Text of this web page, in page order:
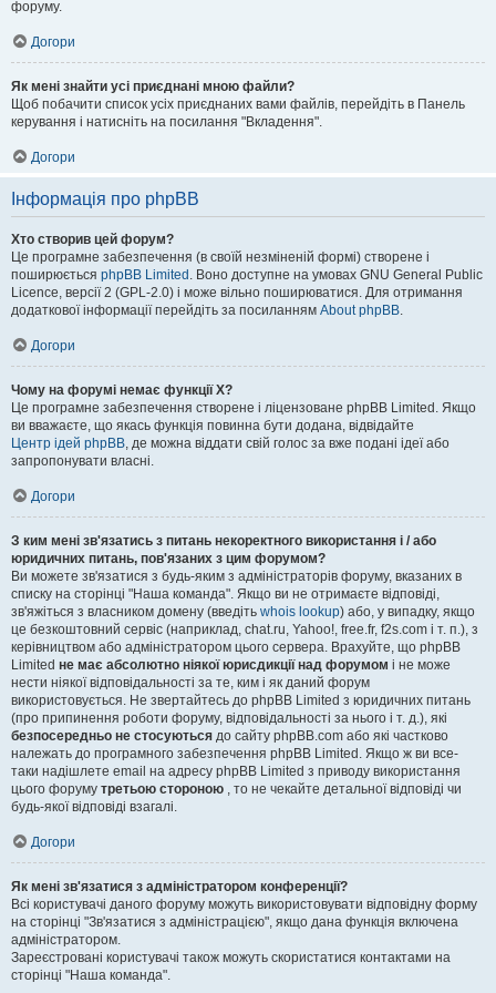
форуму.
Догори
Як мені знайти усі приєднані мною файли?
Щоб побачити список усіх приєднаних вами файлів, перейдіть в Панель
керування і натисніть на посилання "Вкладення".
Догори
Інформація про phpBB
Хто створив цей форум?
Це програмне забезпечення (в своїй незміненій формі) створене і
поширюється phpBB Limited . Воно доступне на умовах GNU General Public
Licence, версії 2 (GPL-2.0) і може вільно поширюватися. Для отримання
додаткової інформації перейдіть за посиланням About phpBB.
Догори
Чому на форумі немає функції X?
Це програмне забезпечення створене і ліцензоване phpBB Limited. Якщо
ви вважаєте, що якась функція повинна бути додана, відвідайте
Центр ідей phpBB, де можна віддати свій голос за вже подані ідеї або
запропонувати власні.
Догори
З ким мені зв'язатись з питань некоректного використання і / або
юридичних питань, пов'язаних з цим форумом?
Ви можете зв'язатися з будь-яким з адміністраторів форуму, вказаних в
списку на сторінці "Наша команда". Якщо ви не отримаєте відповіді,
зв'яжіться з власником домену (введіть whois lookup) або, у випадку, якщо
це безкоштовний сервіс (наприклад, chat.ru, Yahoo!, free.fr, f2s.com і т. п.), з
керівництвом або адміністратором цього сервера. Врахуйте, що phpBB
Limited не має абсолютно ніякої юрисдикції над форумом і не може
нести ніякої відповідальності за те, ким і як даний форум
використовується. Не звертайтесь до phpBB Limited з юридичних питань
(про припинення роботи форуму, відповідальності за нього і т. д.), які
безпосередньо не стосуються до сайту phpBB.com або які частково
належать до програмного забезпечення phpBB Limited. Якщо ж ви все-
таки надішлете email на адресу phpBB Limited з приводу використання
цього форуму третьою стороною , то не чекайте детальної відповіді чи
будь-якої відповіді взагалі.
Догори
Як мені зв'язатися з адміністратором конференції?
Всі користувачі даного форуму можуть використовувати відповідну форму
на сторінці "Зв'язатися з адміністрацією", якщо дана функція включена
адміністратором.
Зареєстровані користувачі також можуть скористатися контактами на
сторінці "Наша команда".